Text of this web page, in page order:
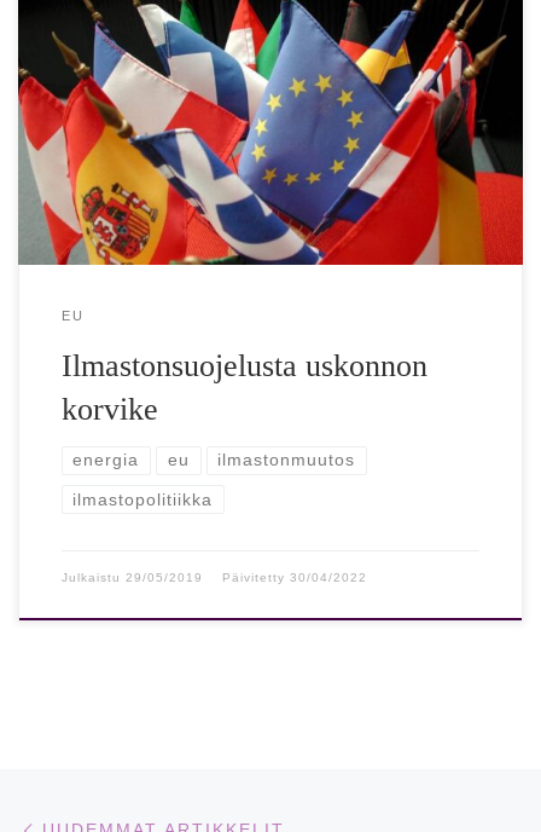
”Ilmastonsuojelusta on tullut kuin uskonnon korvike” –
hyvää keskustelua Saksassa EU-vaalien jälkilöylyissä
Saksan hallituspuolueet CDU ja SPD kiistelevät EU-vaalien
jälkimainingeissa […]
EU
Ilmastonsuojelusta uskonnon
korvike
energia eu ilmastonmuutos
ilmastopolitiikka
Julkaistu 29/05/2019 Päivitetty 30/04/2022